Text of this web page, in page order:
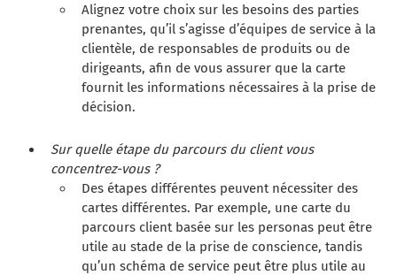
Alignez votre choix sur les besoins des parties
prenantes, qu’il s’agisse d’équipes de service à la
clientèle, de responsables de produits ou de
dirigeants, afin de vous assurer que la carte
fournit les informations nécessaires à la prise de
décision.
Sur quelle étape du parcours du client vous
concentrez-vous ?
Des étapes différentes peuvent nécessiter des
cartes différentes. Par exemple, une carte du
parcours client basée sur les personas peut être
utile au stade de la prise de conscience, tandis
qu’un schéma de service peut être plus utile au